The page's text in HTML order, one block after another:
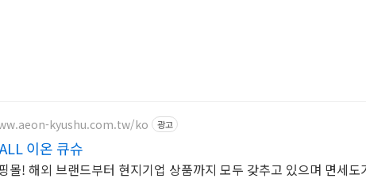
kyushu.com.tw/ko 광고
이온 큐슈
몰! 해외 브랜드부터 현지기업 상품까지 모두 갖추고 있으며 면세도